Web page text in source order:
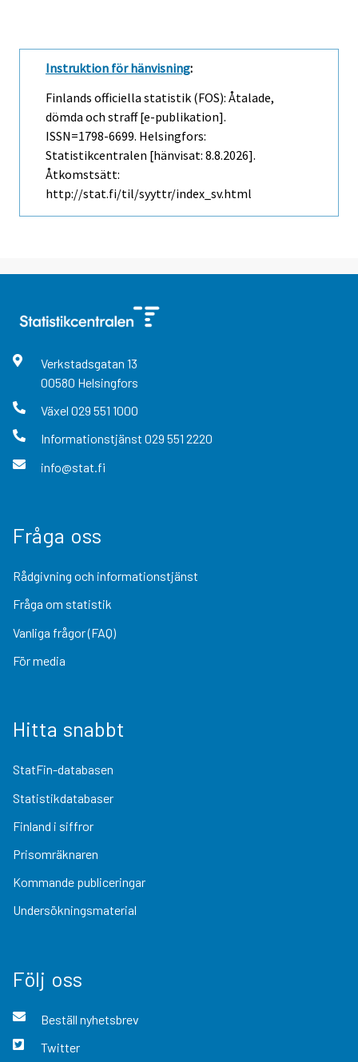
Instruktion för hänvisning:
Finlands officiella statistik (FOS): Åtalade,
dömda och straff [e-publikation].
ISSN=1798-6699. Helsingfors:
Statistikcentralen [hänvisat: 8.8.2026].
Åtkomstsätt:
http://stat.fi/til/syyttr/index_sv.html
Verkstadsgatan 13
00580 Helsingfors
Växel 029 551 1000
Informationstjänst 029 551 2220
info@stat.fi
Fråga oss
Rådgivning och informationstjänst
Fråga om statistik
Vanliga frågor (FAQ)
För media
Hitta snabbt
StatFin-databasen
Statistikdatabaser
Finland i siffror
Prisomräknaren
Kommande publiceringar
Undersökningsmaterial
Följ oss
Beställ nyhetsbrev
Twitter